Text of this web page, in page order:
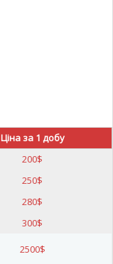
Ціна за 1 добу
200$
250$
280$
300$
2500$